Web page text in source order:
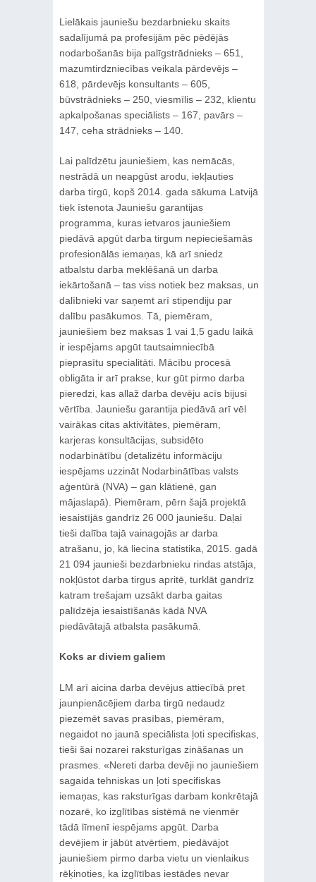
Lielākais jauniešu bezdarbnieku skaits
sadalījumā pa profesijām pēc pēdējās
nodarbošanās bija palīgstrādnieks – 651,
mazumtirdzniecības veikala pārdevējs –
618, pārdevējs konsultants – 605,
būvstrādnieks – 250, viesmīlis – 232, klientu
apkalpošanas speciālists – 167, pavārs –
147, ceha strādnieks – 140.
Lai palīdzētu jauniešiem, kas nemācās,
nestrādā un neapgūst arodu, iekļauties
darba tirgū, kopš 2014. gada sākuma Latvijā
tiek īstenota Jauniešu garantijas
programma, kuras ietvaros jauniešiem
piedāvā apgūt darba tirgum nepieciešamās
profesionālās iemaņas, kā arī sniedz
atbalstu darba meklēšanā un darba
iekārtošanā – tas viss notiek bez maksas, un
dalībnieki var saņemt arī stipendiju par
dalību pasākumos. Tā, piemēram,
jauniešiem bez maksas 1 vai 1,5 gadu laikā
ir iespējams apgūt tautsaimniecībā
pieprasītu specialitāti. Mācību procesā
obligāta ir arī prakse, kur gūt pirmo darba
pieredzi, kas allaž darba devēju acīs bijusi
vērtība. Jauniešu garantija piedāvā arī vēl
vairākas citas aktivitātes, piemēram,
karjeras konsultācijas, subsidēto
nodarbinātību (detalizētu informāciju
iespējams uzzināt Nodarbinātības valsts
aģentūrā (NVA) – gan klātienē, gan
mājaslapā). Piemēram, pērn šajā projektā
iesaistījās gandrīz 26 000 jauniešu. Daļai
tieši dalība tajā vainagojās ar darba
atrašanu, jo, kā liecina statistika, 2015. gadā
21 094 jaunieši bezdarbnieku rindas atstāja,
nokļūstot darba tirgus apritē, turklāt gandrīz
katram trešajam uzsākt darba gaitas
palīdzēja iesaistīšanās kādā NVA
piedāvātajā atbalsta pasākumā.
Koks ar diviem galiem
LM arī aicina darba devējus attiecībā pret
jaunpienācējiem darba tirgū nedaudz
piezemēt savas prasības, piemēram,
negaidot no jaunā speciālista ļoti specifiskas,
tieši šai nozarei raksturīgas zināšanas un
prasmes. «Nereti darba devēji no jauniešiem
sagaida tehniskas un ļoti specifiskas
iemaņas, kas raksturīgas darbam konkrētajā
nozarē, ko izglītības sistēmā ne vienmēr
tādā līmenī iespējams apgūt. Darba
devējiem ir jābūt atvērtiem, piedāvājot
jauniešiem pirmo darba vietu un vienlaikus
rēķinoties, ka izglītības iestādes nevar